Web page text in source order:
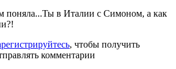
поняла...Ты в Италии с Симоном, а как
, чтобы получить
комментарии